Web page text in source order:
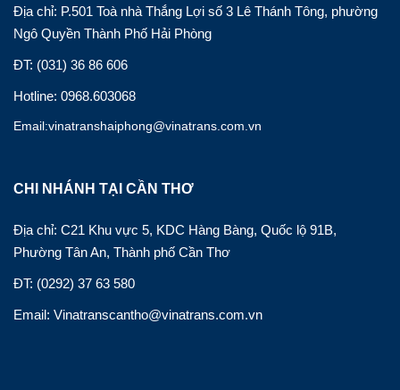
Địa chỉ: P.501 Toà nhà Thắng Lợi số 3 Lê Thánh Tông, phường
Ngô Quyền Thành Phố Hải Phòng
ĐT: (031) 36 86 606
Hotline: 0968.603068
Email:vinatranshaiphong@vinatrans.com.vn
CHI NHÁNH TẠI CẦN THƠ
Địa chỉ: C21 Khu vực 5, KDC Hàng Bàng, Quốc lộ 91B,
Phường Tân An, Thành phố Cần Thơ
ĐT: (0292) 37 63 580
Email: Vinatranscantho@vinatrans.com.vn